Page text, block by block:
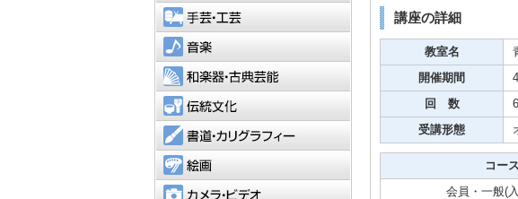
講座の詳細
教室名
開催期間
回 数
受講形態
コース
会員・一般(
手芸・工芸
和楽器・古典芸能
書道・カリグラフィー